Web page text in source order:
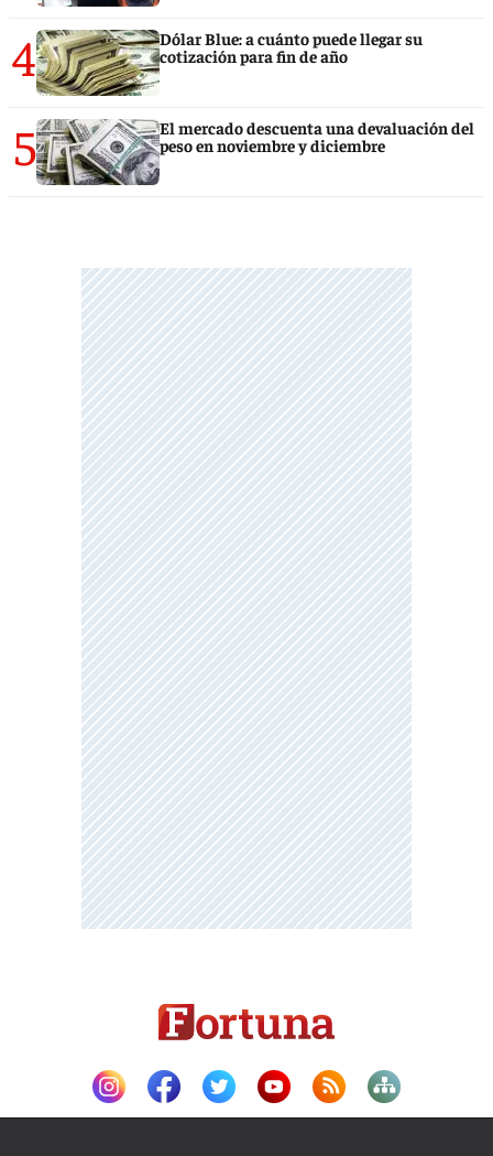
4
Dólar Blue: a cuánto puede llegar su
cotización para fin de año
5
El mercado descuenta una devaluación del
peso en noviembre y diciembre